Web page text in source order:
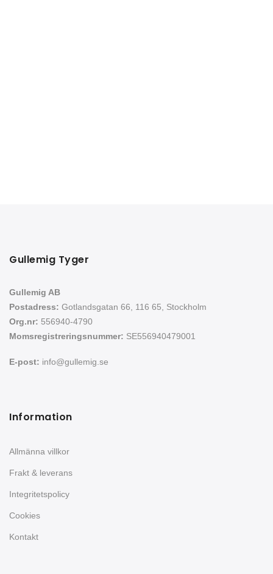
Gullemig Tyger
Gullemig AB
Postadress: Gotlandsgatan 66, 116 65, Stockholm
Org.nr: 556940-4790
Momsregistreringsnummer: SE556940479001
E-post: info@gullemig.se
Information
Allmänna villkor
Frakt & leverans
Integritetspolicy
Cookies
Kontakt